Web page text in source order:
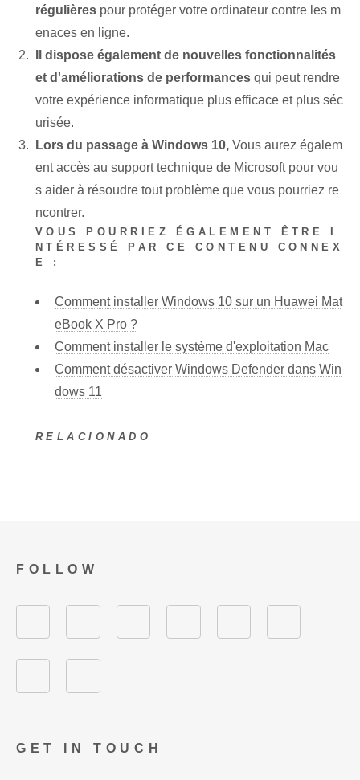
régulières pour protéger votre ordinateur contre les m
enaces en ligne.
Il dispose également de nouvelles fonctionnalités
et d'améliorations de performances qui peut rendre
votre expérience informatique plus efficace et plus séc
urisée.
Lors du passage à Windows 10, Vous aurez égalem
ent accès au support technique de Microsoft pour vou
s aider à résoudre tout problème que vous pourriez re
ncontrer.
VOUS POURRIEZ ÉGALEMENT ÊTRE I
NTÉRESSÉ PAR CE CONTENU CONNEX
E :
Comment installer Windows 10 sur un Huawei Mat
eBook X Pro ?
Comment installer le système d'exploitation Mac
Comment désactiver Windows Defender dans Win
dows 11
RELACIONADO
GET IN TOUCH
FOLLOW